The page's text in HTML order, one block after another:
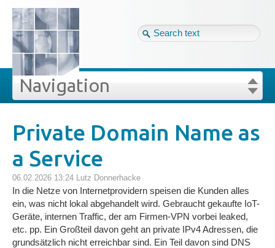
Tag cloud
Site map
Login
Forgot your password?
Navigation
Projekte
Veröffentlichungen
Blog
Impressum
Blog » Private Domain Name as a Service
Private Domain Name as
a Service
06.02.2026 13:24 Lutz Donnerhacke
In die Netze von Internetprovidern speisen die Kunden alles
ein, was nicht lokal abgehandelt wird. Gebraucht gekaufte IoT-
Geräte, internen Traffic, der am Firmen-VPN vorbei leaked,
etc. pp. Ein Großteil davon geht an private IPv4 Adressen, die
grundsätzlich nicht erreichbar sind. Ein Teil davon sind DNS